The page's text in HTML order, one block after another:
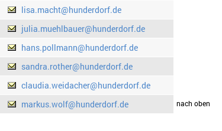
lisa.macht@hunderdorf.de
julia.muehlbauer@hunderdorf.de
hans.pollmann@hunderdorf.de
sandra.rother@hunderdorf.de
claudia.weidacher@hunderdorf.de
markus.wolf@hunderdorf.dedrucken nach oben